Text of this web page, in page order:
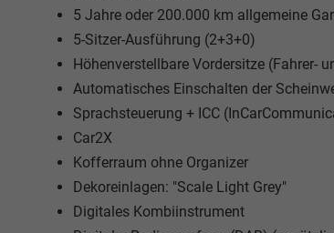
5 Jahre oder 200.000 km allgemeine
5-Sitzer-Ausführung (2+3+0)
Höhenverstellbare Vordersitze (Fahrer-
Automatisches Einschalten der
Sprachsteuerung + ICC
Car2X
Kofferraum ohne Organizer
Dekoreinlagen: "Scale Light Grey"
Digitales Kombiinstrument